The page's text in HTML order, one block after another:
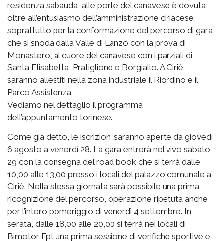
residenza sabauda, alle porte del canavese è dovuta
oltre all’entusiasmo dell’amministrazione ciriacese,
soprattutto per la conformazione del percorso di gara
che si snoda dalla Valle di Lanzo con la prova di
Monastero, al cuore del canavese con i parziali di
Santa Elisabetta ,Pratiglione e Borgiallo. A Ciriè
saranno allestiti nella zona industriale il Riordino e il
Parco Assistenza.
Vediamo nel dettaglio il programma
dell’appuntamento torinese.
Come già detto, le iscrizioni saranno aperte da giovedì
6 agosto a venerdì 28. La gara entrerà nel vivo sabato
29 con la consegna del road book che si terrà dalle
10,00 alle 13,00 presso i locali del palazzo comunale a
Ciriè. Nella stessa giornata sarà possibile una prima
ricognizione del percorso, operazione ripetuta anche
per l’intero pomeriggio di venerdì 4 settembre. In
serata, dalle 18,00 alle 20,00 si terrà nei locali di
Bimotor Fpt una prima sessione di verifiche sportive e